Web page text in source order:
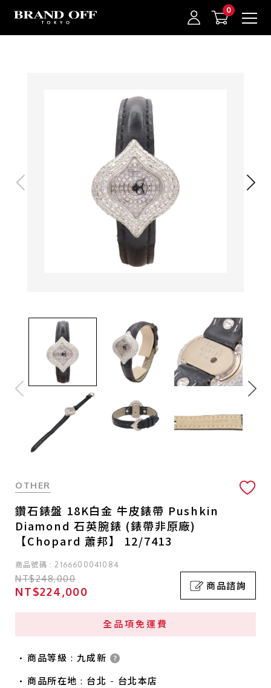
中古名牌業界No.1的BRAND OFF。BRAND OFF官網購物/h1>
OTHER
鑽石錶盤 18K白金 牛皮錶帶 Pushkin
Diamond 石英腕錶 (錶帶非原廠)
【Chopard 蕭邦】 12/7413
商品號碼 : 2166600041084
NT$248,000
NT$224,000 商品諮詢
全品項免運費
商品等級 : 九成新
商品所在地 : 台北 - 台北本店